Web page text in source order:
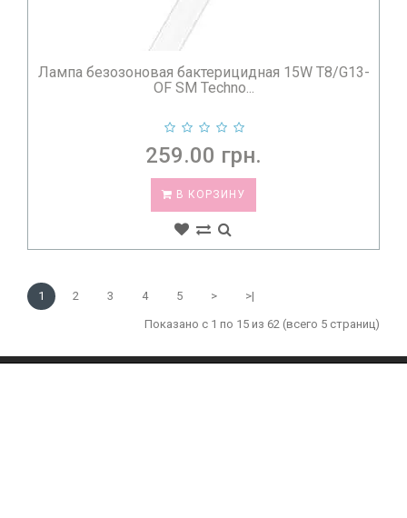
Лампа безозоновая бактерицидная 15W T8/G13-
OF SM Techno...
259.00 грн.
В КОРЗИНУ
1 2 3 4 5 > >|
Показано с 1 по 15 из 62 (всего 5 страниц)